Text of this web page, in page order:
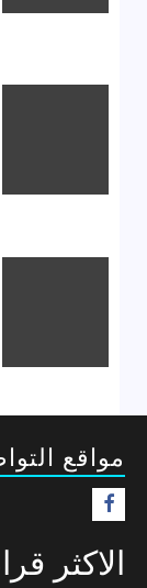
مواقع
الاكثر